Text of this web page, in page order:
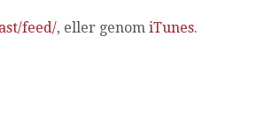
feed/, eller genom iTunes.